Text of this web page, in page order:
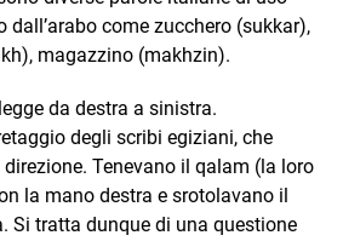
dall’arabo come zucchero (sukkar),
magazzino (makhzin).
da destra a sinistra.
degli scribi egiziani, che
Tenevano il qalam (la loro
la mano destra e srotolavano il
Si tratta dunque di una questione